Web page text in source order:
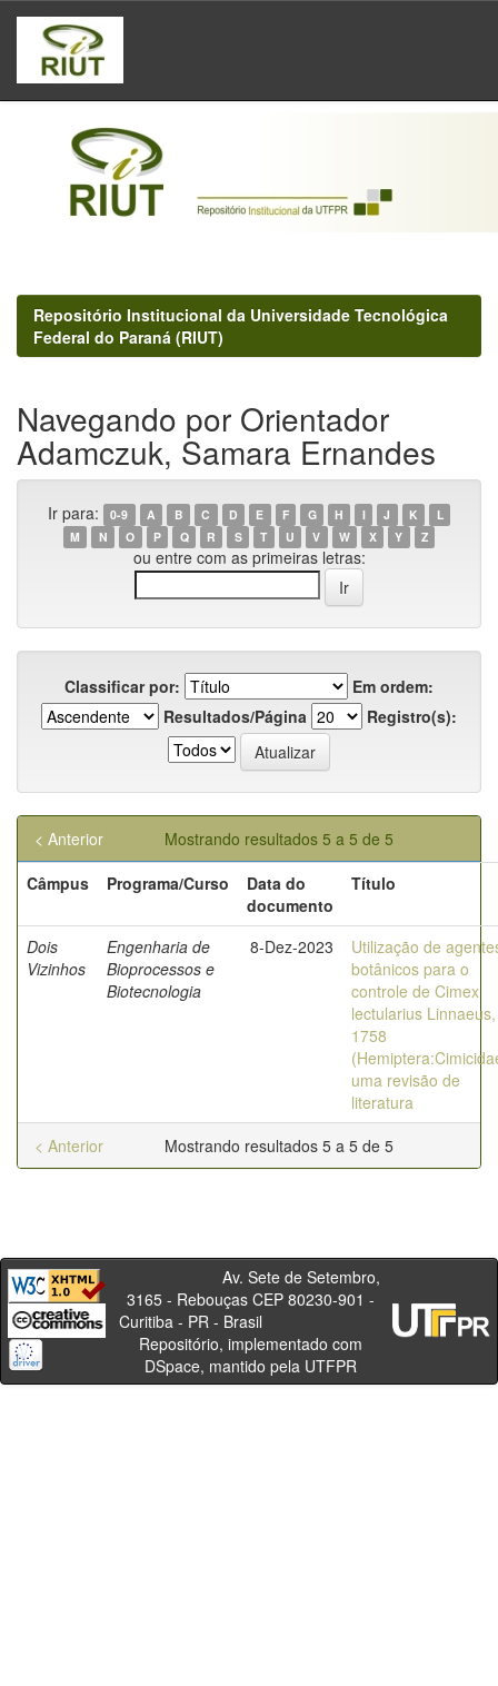
Skip
navigation
Repositório Institucional da Universidade Tecnológica
Federal do Paraná (RIUT)
Navegando por Orientador
Adamczuk, Samara Ernandes
Ir para: 0-9 A B C D E F G H I J K
L
M
N O P Q R S T U V W X Y Z
ou entre com as primeiras letras:
Classificar por:
Em ordem:
Resultados/Página
Registro(s):
Mostrando resultados 5 a 5 de 5
< Anterior
Câmpus
Programa/Curso
Data do
documento
Título
Dois
Vizinhos
Engenharia de
Bioprocessos e
Biotecnologia
8-Dez-2023
Utilização de
botânicos para o
controle de Cimex
lectularius Linnaeus,
1758
uma revisão de
literatura
Mostrando resultados 5 a 5 de 5
< Anterior
Av. Sete de Setembro,
3165 - Rebouças CEP 80230-901 -
Curitiba - PR - Brasil
Repositório, implementado com
DSpace, mantido pela UTFPR